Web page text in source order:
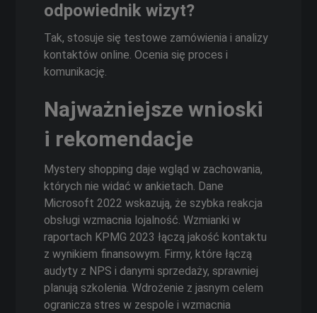
odpowiednik wizyt?
Tak, stosuje się testowe zamówienia i analizy
kontaktów online. Ocenia się proces i
komunikację.
Najważniejsze wnioski
i rekomendacje
Mystery shopping daje wgląd w zachowania,
których nie widać w ankietach. Dane
Microsoft 2022 wskazują, że szybka reakcja
obsługi wzmacnia lojalność. Wzmianki w
raportach KPMG 2023 łączą jakość kontaktu
z wynikiem finansowym. Firmy, które łączą
audyty z NPS i danymi sprzedaży, sprawniej
planują szkolenia. Wdrożenie z jasnym celem
ogranicza stres w zespole i wzmacnia